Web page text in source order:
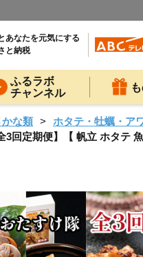
あなたを元気にする
と納税
ふるラボ
チャンネル
かな類
ホタテ・牡蠣・ア
回定期便】【 帆立 ホタテ